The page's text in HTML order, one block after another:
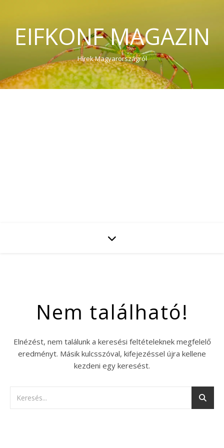
EIFKONF MAGAZIN
Hírek Magyarországról
Nem található!
Elnézést, nem találunk a keresési feltételeknek megfelelő
eredményt. Másik kulcsszóval, kifejezéssel újra kellene
kezdeni egy keresést.